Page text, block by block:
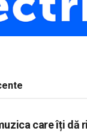
care îți dă